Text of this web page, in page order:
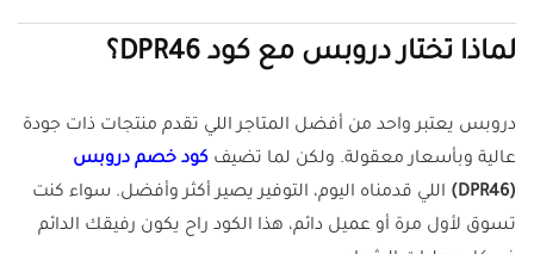
لماذا تختار دروبس مع كود DPR46؟
دروبس يعتبر واحد من أفضل المتاجر اللي تقدم منتجات ذات جودة
عالية وبأسعار معقولة. ولكن لما تضيف كود خصم دروبس
(DPR46)
اللي قدمناه اليوم، التوفير يصير أكثر وأفضل. سواء كنت
تسوق لأول مرة أو عميل دائم، هذا الكود راح يكون رفيقك الدائم